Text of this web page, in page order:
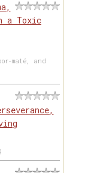
a Toxic
maté, and